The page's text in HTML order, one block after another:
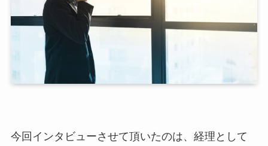
今回インタビューさせて頂いたのは、経理として